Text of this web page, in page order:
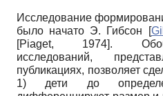
Исследование
было начато Э. Гибсон
[
[Piaget, 1974].
исследований,
публикациях, позволяет
1) дети до